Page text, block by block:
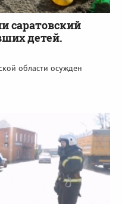
саратовский
детей.
области осужден